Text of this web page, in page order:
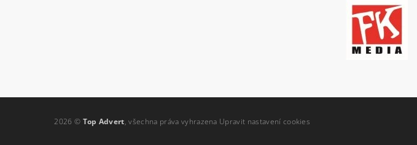
2026 © Top Advert, všechna práva vyhrazena Upravit nastavení cookies